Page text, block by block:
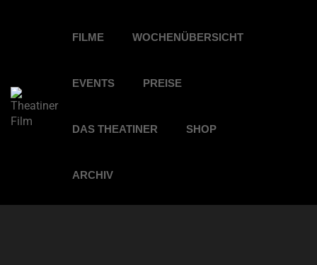
FILME WOCHENÜBERSICHT
EVENTS PREISE
DAS THEATINER SHOP
ARCHIV